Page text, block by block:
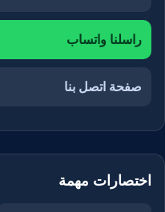
راسلنا واتساب
صفحة اتصل بنا
اختصارات مهمة